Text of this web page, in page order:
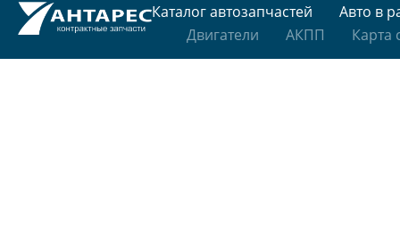
Каталог автозапчастей
Авто в
Двигатели
АКПП Карта